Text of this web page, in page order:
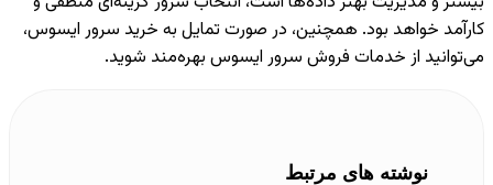
کارآمد خواهد بود. همچنین، در صورت تمایل به خرید سرور ایسوس،
می‌توانید از خدمات فروش سرور ایسوس بهره‌مند شوید.
نوشته های مرتبط